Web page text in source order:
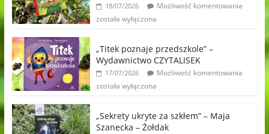
18/07/2026
Możliwość komentowania
została wyłączona
„Titek poznaje przedszkole” –
Wydawnictwo CZYTALISEK
17/07/2026
Możliwość komentowania
została wyłączona
„Sekrety ukryte za szkłem” – Maja
Szanecka – Żołdak